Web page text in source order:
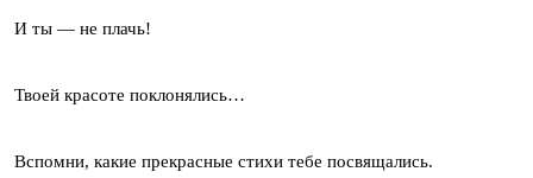
И ты — не плачь!
Твоей красоте поклонялись…
Вспомни, какие прекрасные стихи тебе посвящались.